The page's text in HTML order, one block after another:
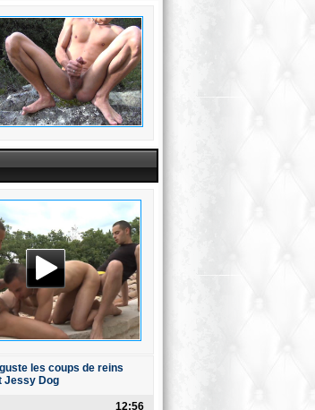
les coups de reins
Jessy Dog
12:56